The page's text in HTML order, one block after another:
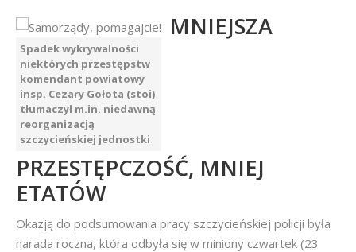
Spadek wykrywalności
niektórych przestępstw
komendant powiatowy
insp. Cezary Gołota (stoi)
tłumaczył m.in. niedawną
reorganizacją
szczycieńskiej jednostki
MNIEJSZA
PRZESTĘPCZOŚĆ, MNIEJ
ETATÓW
Okazją do podsumowania pracy szczycieńskiej policji była
narada roczna, która odbyła się w miniony czwartek (23